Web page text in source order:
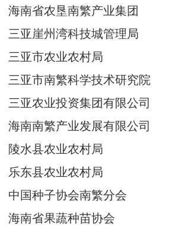
海南省农垦南繁产业集团
三亚崖州湾科技城管理局
三亚市农业农村局
三亚市南繁科学技术研究院
三亚农业投资集团有限公司
海南南繁产业发展有限公司
陵水县农业农村局
乐东县农业农村局
中国种子协会南繁分会
海南省果蔬种苗协会